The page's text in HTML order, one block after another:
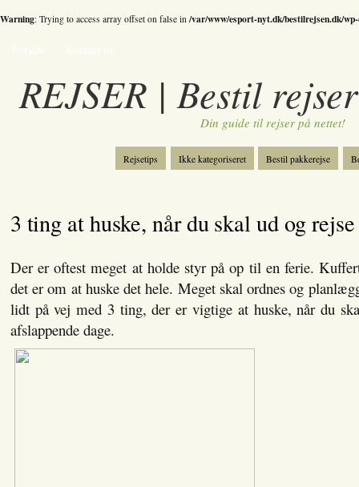
Warning: Trying to access array offset on false in/var/www/esport-nyt.dk/bestilrejsen.dk/
REJSER | Bestil
Din guide til rejser på nettet!
Rejsetips Ikke kategoriseret Bestil pakkerejse
3 ting at huske, når du skal ud og rejse
Der er oftest meget at holde styr på op til en ferie.
det er om at huske det hele. Meget skal ordnes og
lidt på vej med 3 ting, der er vigtige at huske, når du
afslappende dage.